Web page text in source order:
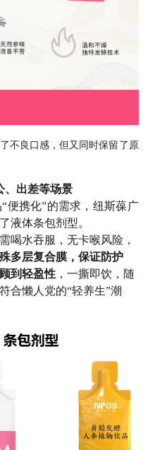
不良口感，但又同时保留了原
、出差等场景
便携化”的需求，纽斯葆广
液体条包剂型。
喝水吞服，无卡喉风险，
多层复合膜，保证防护
到轻盈性 ，一撕即饮，随
合懒人党的“轻养生”潮